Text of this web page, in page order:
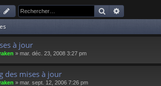
Rechercher
à jour
» mar. déc. 23, 2008 3:27 pm
des mises à jour
» mar. sept. 12, 2006 7:26 pm